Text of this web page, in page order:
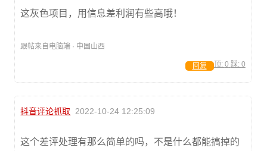
这灰色项目，用信息差利润有些高哦！
跟帖来自电脑端 · 中国山西
顶: 0 踩: 0
回复
抖音评论抓取 2022-10-24 12:25:09
这个差评处理有那么简单的吗，不是什么都能搞掉的